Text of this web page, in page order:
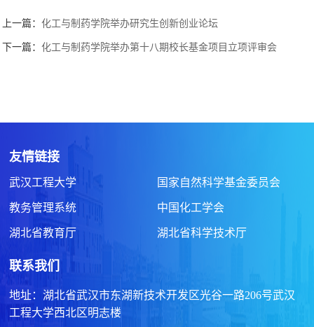
上一篇：化工与制药学院举办研究生创新创业论坛
下一篇：化工与制药学院举办第十八期校长基金项目立项评审会
友情链接
武汉工程大学 国家自然科学基金委员会
教务管理系统 中国化工学会
湖北省教育厅 湖北省科学技术厅
联系我们
地址：湖北省武汉市东湖新技术开发区光谷一路206号武汉
工程大学西北区明志楼